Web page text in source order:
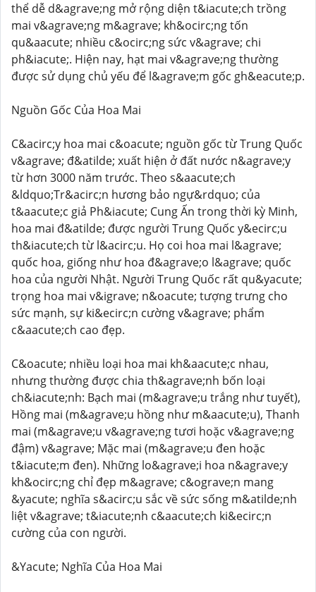
thể dễ d&agrave;ng mở rộng diện t&iacute;ch trồng
mai v&agrave;ng m&agrave; kh&ocirc;ng tốn
qu&aacute; nhiều c&ocirc;ng sức v&agrave; chi
ph&iacute;. Hiện nay, hạt mai v&agrave;ng thường
được sử dụng chủ yếu để l&agrave;m gốc gh&eacute;p.
Nguồn Gốc Của Hoa Mai
C&acirc;y hoa mai c&oacute; nguồn gốc từ Trung Quốc
v&agrave; đ&atilde; xuất hiện ở đất nước n&agrave;y
từ hơn 3000 năm trước. Theo s&aacute;ch
&ldquo;Tr&acirc;n hương bảo ngự&rdquo; của
t&aacute;c giả Ph&iacute; Cung Ấn trong thời kỳ Minh,
hoa mai đ&atilde; được người Trung Quốc y&ecirc;u
th&iacute;ch từ l&acirc;u. Họ coi hoa mai l&agrave;
quốc hoa, giống như hoa đ&agrave;o l&agrave; quốc
hoa của người Nhật. Người Trung Quốc rất qu&yacute;
trọng hoa mai v&igrave; n&oacute; tượng trưng cho
sức mạnh, sự ki&ecirc;n cường v&agrave; phẩm
c&aacute;ch cao đẹp.
C&oacute; nhiều loại hoa mai kh&aacute;c nhau,
nhưng thường được chia th&agrave;nh bốn loại
ch&iacute;nh: Bạch mai (m&agrave;u trắng như tuyết),
Hồng mai (m&agrave;u hồng như m&aacute;u), Thanh
mai (m&agrave;u v&agrave;ng tươi hoặc v&agrave;ng
đậm) v&agrave; Mặc mai (m&agrave;u đen hoặc
t&iacute;m đen). Những lo&agrave;i hoa n&agrave;y
kh&ocirc;ng chỉ đẹp m&agrave; c&ograve;n mang
&yacute; nghĩa s&acirc;u sắc về sức sống m&atilde;nh
liệt v&agrave; t&iacute;nh c&aacute;ch ki&ecirc;n
cường của con người.
&Yacute; Nghĩa Của Hoa Mai